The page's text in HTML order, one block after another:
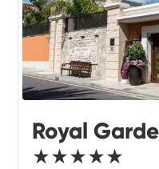
Royal
★★★★★